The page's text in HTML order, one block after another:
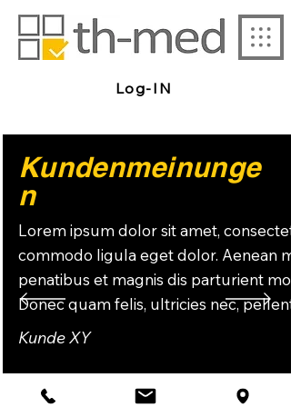
Log-IN
Kundenmeinunge
n
Lorem ipsum dolor sit amet,
commodo ligula eget dolor. Aenean
penatibus et magnis dis parturient
Donec quam felis, ultricies nec,
Kunde XY